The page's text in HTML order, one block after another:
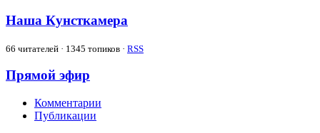
Наша Кунсткамера
66 читателей · 1345 топиков · RSS
Прямой эфир
Комментарии
Публикации